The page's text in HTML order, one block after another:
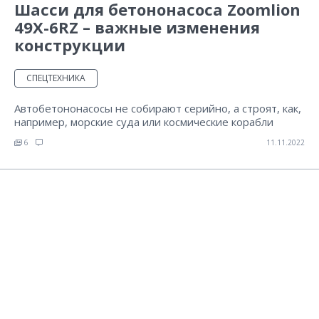
Шасси для бетононасоса Zoomlion
49Х-6RZ – важные изменения
конструкции
СПЕЦТЕХНИКА
Автобетононасосы не собирают серийно, а строят, как,
например, морские суда или космические корабли
6 11.11.2022